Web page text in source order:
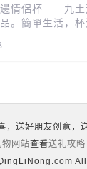
邊情侶杯 九土
。簡單生活，
，送好朋友创意，
物网站查看送礼攻略